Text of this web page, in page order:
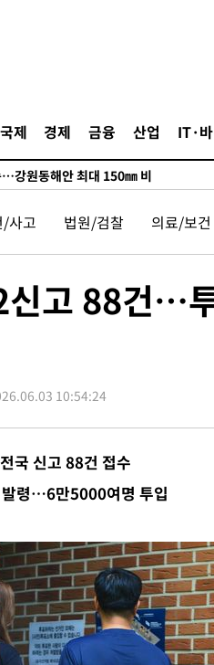
국제 경제 금융 산업 IT·
…S&P 0.6% 나스닥 1.3%↑
접대 논란 사과…쇄신의 기회로 삼겠
강원동해안 최대 150㎜ 비
만…'낮 최고 35도' 무더위, 열대야 계속
접대 논란 사과…쇄신의 기회로 삼겠
강원동해안 최대 150㎜ 비
…S&P 0.6% 나스닥 1.3%↑
사고 법원/검찰 의료/보건
신고 88건…
10:54:24
국 신고 88건 접수
발령…6만5000여명 투입